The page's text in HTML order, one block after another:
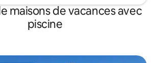
maisons de vacances avec
piscine